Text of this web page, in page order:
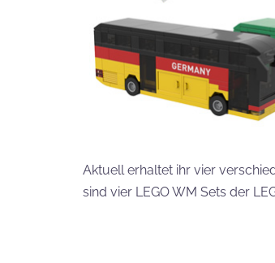
Aktuell erhaltet ihr vier
sind vier LEGO WM Sets der